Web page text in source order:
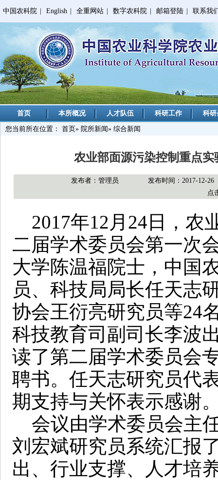
中国农科院 English 全重网站 数字农科院 邮箱登陆 联系我
首页 本所概况 人才队伍 科研工作 科
您当前所在位置： 首页» 院所新闻» 综合新闻
农业部面源污染控制重点
发布者：管理员
发布时间：2017-12-26
点
2017年12月24日，农
二届学术委员会第一次
大学陈温福院士，中国
员、科技局局长任天志
协会王衍亮研究员等24
科技教育司副司长李波
读了第二届学术委员会
聘书。任天志研究员代
期支持与关怀表示感谢
会议由学术委员会主
刘宏斌研究员系统汇报
出、行业支撑、人才培